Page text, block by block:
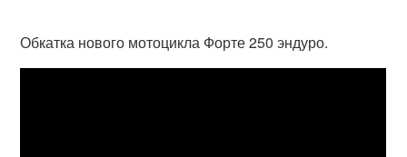
Обкатка нового мотоцикла Форте 250 эндуро.